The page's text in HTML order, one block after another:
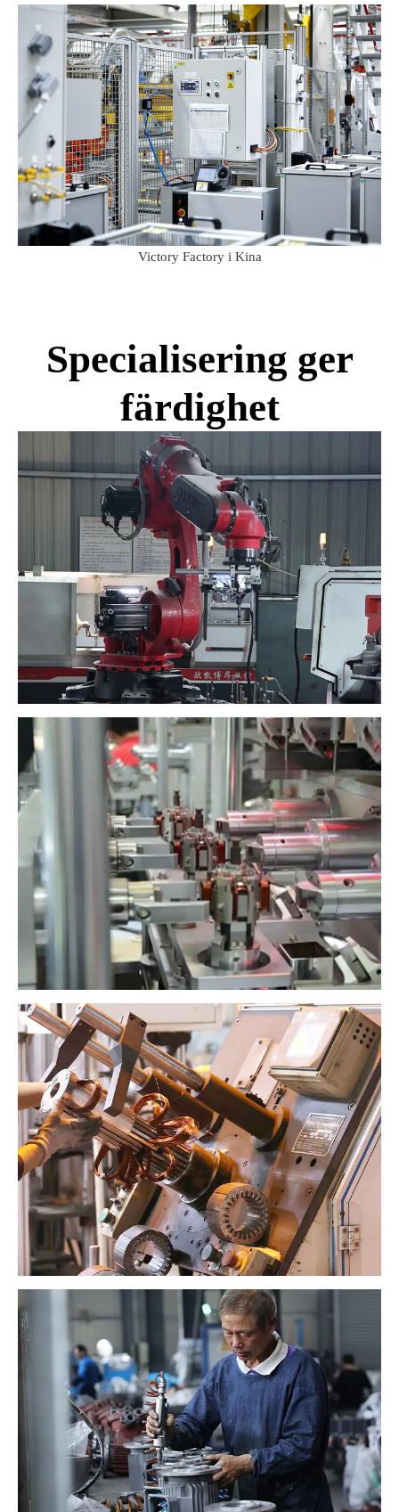
Victory Factory i Kina
Specialisering ger
färdighet